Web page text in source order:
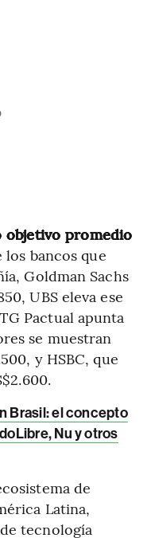
objetivo promedio
los bancos que
Goldman Sachs
UBS eleva ese
Pactual apunta
se muestran
y HSBC, que
Brasil: el concepto
Nu y otros
de
Latina,
tecnología